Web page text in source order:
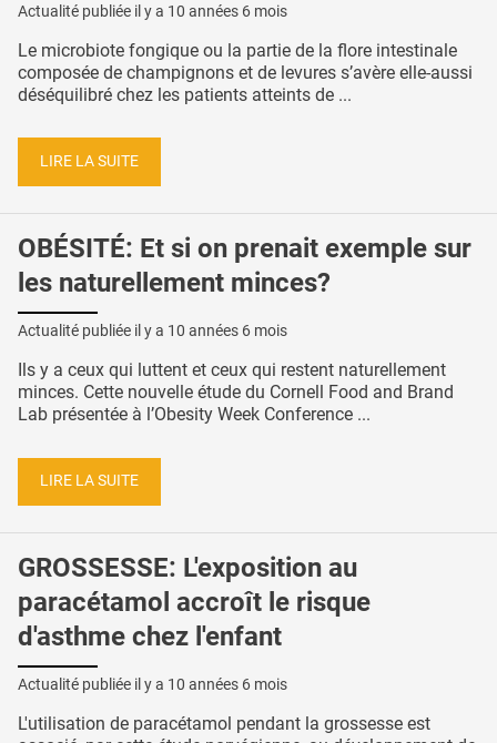
Actualité publiée il y a 10 années 6 mois
Le microbiote fongique ou la partie de la flore intestinale
composée de champignons et de levures s’avère elle-aussi
déséquilibré chez les patients atteints de ...
LIRE LA SUITE
OBÉSITÉ: Et si on prenait exemple sur
les naturellement minces?
Actualité publiée il y a 10 années 6 mois
Ils y a ceux qui luttent et ceux qui restent naturellement
minces. Cette nouvelle étude du Cornell Food and Brand
Lab présentée à l’Obesity Week Conference ...
LIRE LA SUITE
GROSSESSE: L'exposition au
paracétamol accroît le risque
d'asthme chez l'enfant
Actualité publiée il y a 10 années 6 mois
L'utilisation de paracétamol pendant la grossesse est